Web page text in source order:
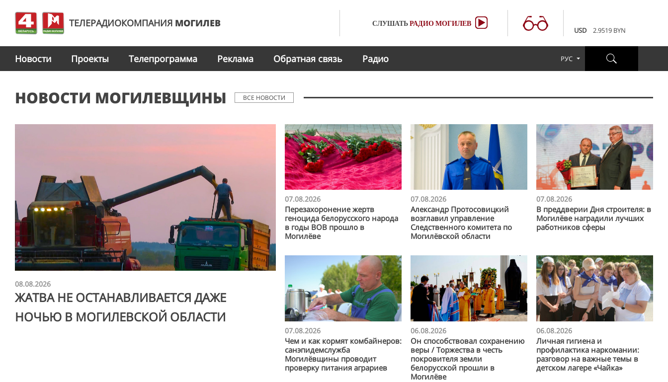
ТЕЛЕРАДИОКОМПАНИЯ МОГИЛЕВ СЛУШАТЬРАДИОМОГИЛЕВ
USD
2.9519 BYN
3.4231 BYN
2.9519 BYN
Новости Проекты Телепрограмма Реклама Обратная связь Радио РУС
НОВОСТИ МОГИЛЕВЩИНЫ ВСЕ НОВОСТИ
08.08.2026
ЖАТВА НЕ ОСТАНАВЛИВАЕТСЯ ДАЖЕ
НОЧЬЮ В МОГИЛЕВСКОЙ ОБЛАСТИ
07.08.2026
Перезахоронение жертв
геноцида белорусского народа
в годы ВОВ прошло в
Могилёве
07.08.2026
Александр Протосовицкий
возглавил управление
Следственного комитета по
Могилёвской области
07.08.2026
В преддверии Дня строителя: в
Могилёве наградили лучших
работников сферы
07.08.2026
Чем и как кормят комбайнеров:
санэпидемслужба
Могилёвщины проводит
проверку питания аграриев
06.08.2026
Он способствовал сохранению
веры / Торжества в честь
покровителя земли
белорусской прошли в
Могилёве
06.08.2026
Личная гигиена и
профилактика наркомании:
разговор на важные темы в
детском лагере «Чайка»